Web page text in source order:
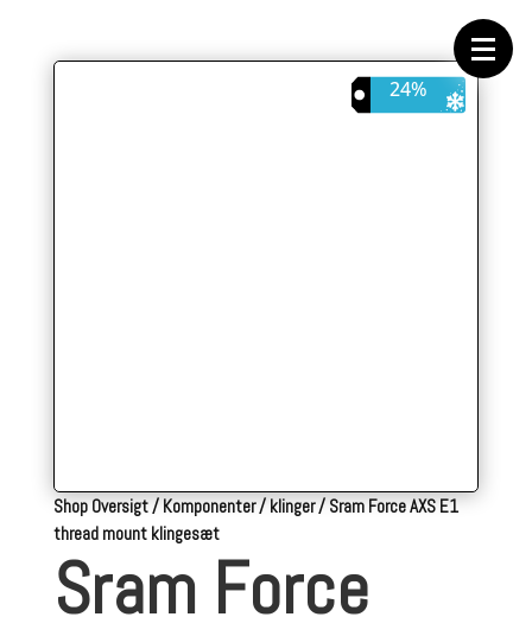
24%
Shop Oversigt/Komponenter/klinger/Sram Force AXS E1
thread mount klingesæt
Sram Force